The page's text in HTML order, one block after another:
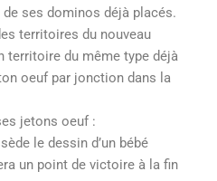
de ses dominos déjà placés.
territoires du nouveau
territoire du même type déjà
oeuf par jonction dans la
jetons oeuf :
le dessin d’un bébé
un point de victoire à la fin